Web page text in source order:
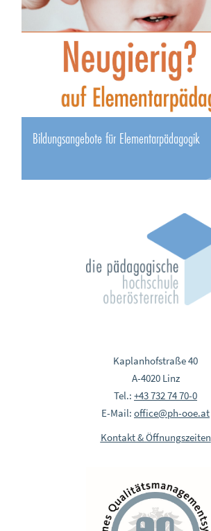
Bildungsangebote für Elementarpädagogik
Kaplanhofstraße 40
A-4020 Linz
Tel.: +43 732 74 70-0
E-Mail: office@ph-ooe.at
Kontakt & Öffnungszeiten